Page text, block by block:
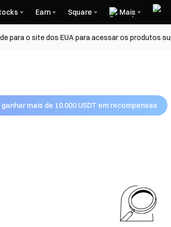
Earn Square Mais
para o site dos EUA para acessar os produtos
mais de 10.000 USDT em recompensas